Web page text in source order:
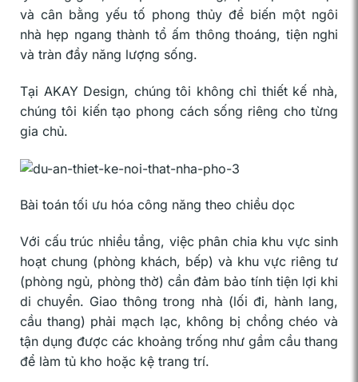
và cân bằng yếu tố phong thủy để biến một ngôi
nhà hẹp ngang thành tổ ấm thông thoáng, tiện nghi
và tràn đầy năng lượng sống.
Tại AKAY Design, chúng tôi không chỉ thiết kế nhà,
chúng tôi kiến tạo phong cách sống riêng cho từng
gia chủ.
Bài toán tối ưu hóa công năng theo chiều dọc
Với cấu trúc nhiều tầng, việc phân chia khu vực sinh
hoạt chung (phòng khách, bếp) và khu vực riêng tư
(phòng ngủ, phòng thờ) cần đảm bảo tính tiện lợi khi
di chuyển. Giao thông trong nhà (lối đi, hành lang,
cầu thang) phải mạch lạc, không bị chồng chéo và
tận dụng được các khoảng trống như gầm cầu thang
để làm tủ kho hoặc kệ trang trí.